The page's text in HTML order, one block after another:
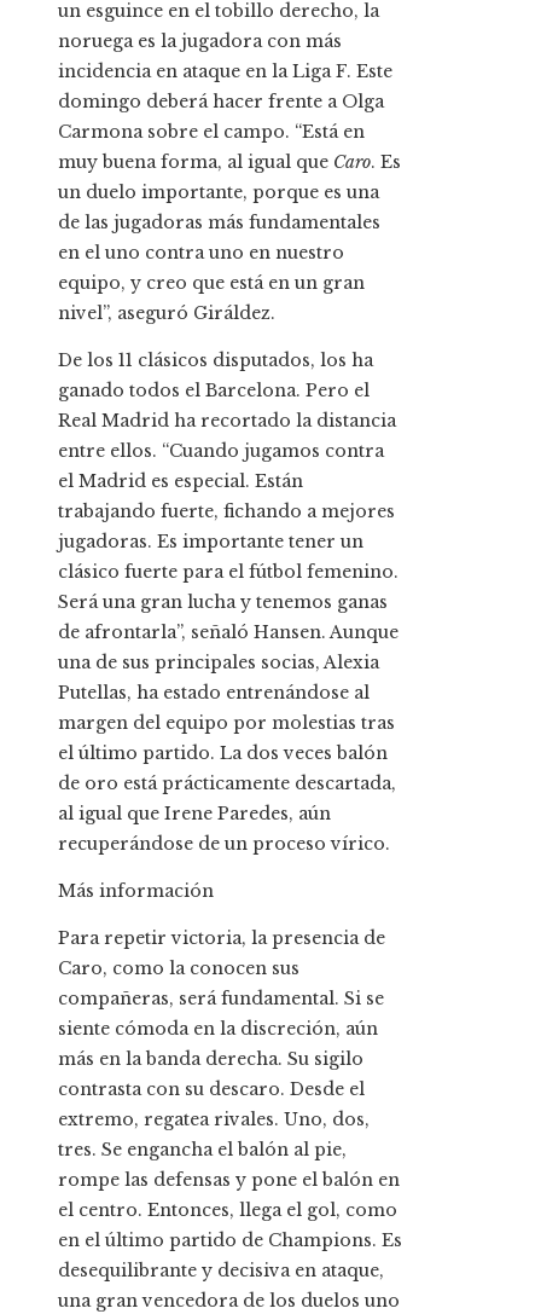
un esguince en el tobillo derecho, la
noruega es la jugadora con más
incidencia en ataque en la Liga F. Este
domingo deberá hacer frente a Olga
Carmona sobre el campo. “Está en
muy buena forma, al igual que Caro. Es
un duelo importante, porque es una
de las jugadoras más fundamentales
en el uno contra uno en nuestro
equipo, y creo que está en un gran
nivel”, aseguró Giráldez.
De los 11 clásicos disputados, los ha
ganado todos el Barcelona. Pero el
Real Madrid ha recortado la distancia
entre ellos. “Cuando jugamos contra
el Madrid es especial. Están
trabajando fuerte, fichando a mejores
jugadoras. Es importante tener un
clásico fuerte para el fútbol femenino.
Será una gran lucha y tenemos ganas
de afrontarla”, señaló Hansen. Aunque
una de sus principales socias, Alexia
Putellas, ha estado entrenándose al
margen del equipo por molestias tras
el último partido. La dos veces balón
de oro está prácticamente descartada,
al igual que Irene Paredes, aún
recuperándose de un proceso vírico.
Más información
Para repetir victoria, la presencia de
Caro, como la conocen sus
compañeras, será fundamental. Si se
siente cómoda en la discreción, aún
más en la banda derecha. Su sigilo
contrasta con su descaro. Desde el
extremo, regatea rivales. Uno, dos,
tres. Se engancha el balón al pie,
rompe las defensas y pone el balón en
el centro. Entonces, llega el gol, como
en el último partido de Champions. Es
desequilibrante y decisiva en ataque,
una gran vencedora de los duelos uno